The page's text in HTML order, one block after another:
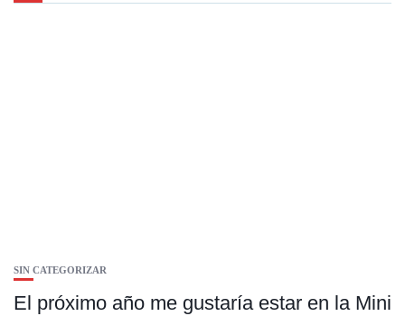
SIN CATEGORIZAR
El próximo año me gustaría estar en la Mini